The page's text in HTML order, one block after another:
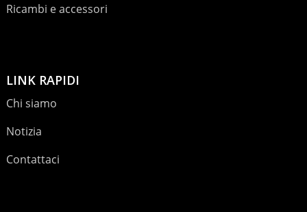
Ricambi e accessori
LINK RAPIDI
Chi siamo
Notizia
Contattaci